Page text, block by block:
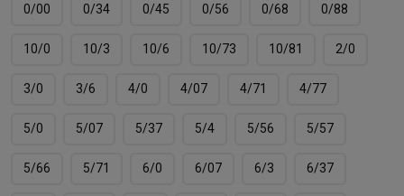
0/00
0/34 0/45 0/56 0/68 0/88
10/0 10/3 10/6 10/73 10/81 2/0
3/0 3/6 4/0 4/07 4/71 4/77
5/0 5/07 5/37 5/4 5/56 5/57
5/66 5/71 6/0 6/07 6/3 6/37